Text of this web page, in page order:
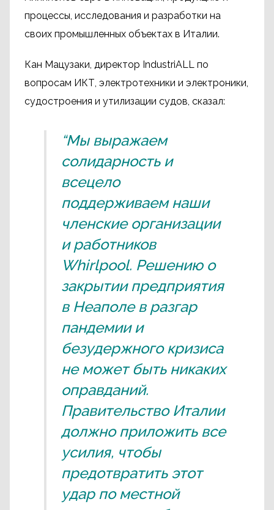
процессы, исследования и разработки на
своих промышленных объектах в Италии.
Кан Мацузаки, директор IndustriALL по
вопросам ИКТ, электротехники и электроники,
судостроения и утилизации судов, сказал:
“Мы выражаем
солидарность и
всецело
поддерживаем наши
членские организации
и работников
Whirlpool. Решению о
закрытии предприятия
в Неаполе в разгар
пандемии и
безудержного кризиса
не может быть никаких
оправданий.
Правительство Италии
должно приложить все
усилия, чтобы
предотвратить этот
удар по местной